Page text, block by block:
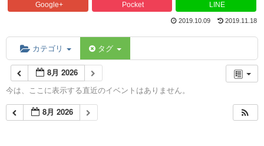
Google+ Pocket LINE
2019.10.09 2019.11.18
カテゴリ タグ
8月 2026
今は、ここに表示する直近のイベントはありません。
8月 2026